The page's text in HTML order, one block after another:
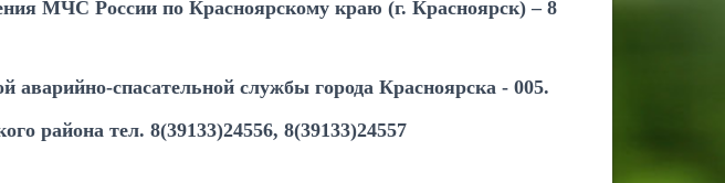
МЧС России по Красноярскому краю (г. Красноярск) – 8
аварийно-спасательной службы города Красноярска - 005.
района тел. 8(39133)24556, 8(39133)24557